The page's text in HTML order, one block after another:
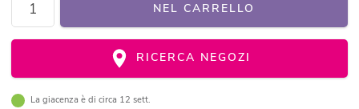
NEL CARRELLO
RICERCA NEGOZI
La giacenza è di circa 12 sett.